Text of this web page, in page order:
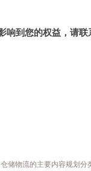
到您的权益，请联
储物流的主要内容规划分